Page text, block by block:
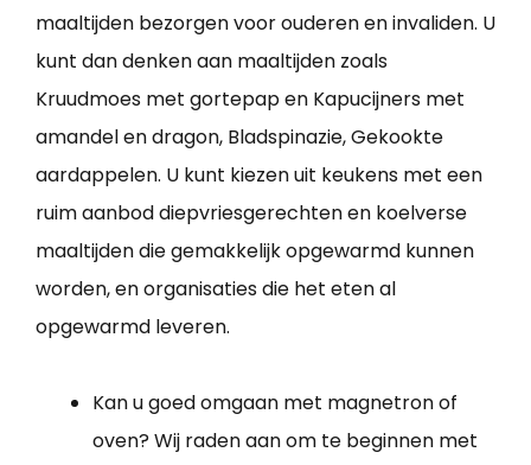
maaltijden bezorgen voor ouderen en invaliden. U
kunt dan denken aan maaltijden zoals
Kruudmoes met gortepap en Kapucijners met
amandel en dragon, Bladspinazie, Gekookte
aardappelen. U kunt kiezen uit keukens met een
ruim aanbod diepvriesgerechten en koelverse
maaltijden die gemakkelijk opgewarmd kunnen
worden, en organisaties die het eten al
opgewarmd leveren.
Kan u goed omgaan met magnetron of
oven? Wij raden aan om te beginnen met